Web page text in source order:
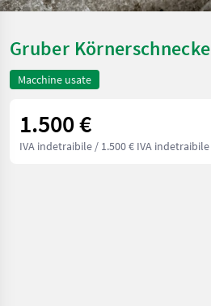
Gruber Körnerschnecke
Macchine usate
1.500 €
IVA indetraibile / 1.500 € IVA indetraibile